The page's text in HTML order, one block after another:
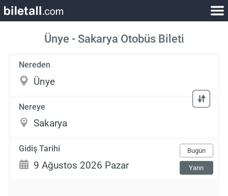
Ünye - Sakarya Otobüs Bileti
Nereden
Nereye
Gidiş Tarihi Bugün
Yarın